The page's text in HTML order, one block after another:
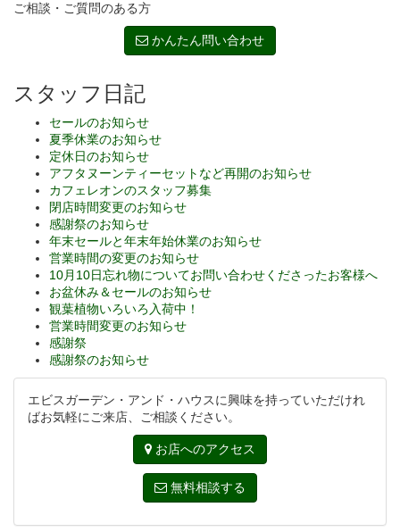
ご相談・ご質問のある方
かんたん問い合わせ
スタッフ日記
セールのお知らせ
夏季休業のお知らせ
定休日のお知らせ
アフタヌーンティーセットなど再開のお知らせ
カフェレオンのスタッフ募集
閉店時間変更のお知らせ
感謝祭のお知らせ
年末セールと年末年始休業のお知らせ
営業時間の変更のお知らせ
10月10日忘れ物についてお問い合わせくださったお客様へ
お盆休み＆セールのお知らせ
観葉植物いろいろ入荷中！
営業時間変更のお知らせ
感謝祭
感謝祭のお知らせ
エビスガーデン・アンド・ハウスに興味を持っていただけれ
ばお気軽にご来店、ご相談ください。
お店へのアクセス
無料相談する